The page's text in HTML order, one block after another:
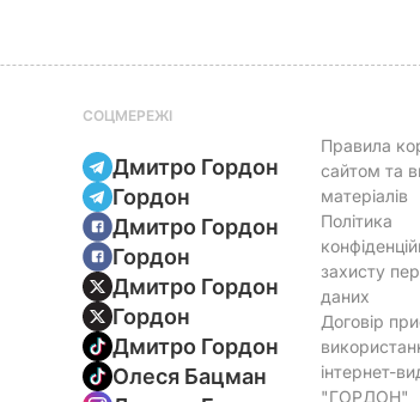
СОЦМЕРЕЖІ
Дмитро Гордон
Гордон
Дмитро Гордон
Гордон
Дмитро Гордон
Гордон
Дмитро Гордон
Олеся Бацман
Правила
сайтом та
матеріалів
Політика
захисту
даних
Договір
інтернет-
"ГОРДОН"